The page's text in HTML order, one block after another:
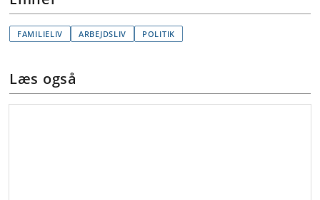
FAMILIELIV ARBEJDSLIV POLITIK
Læs også